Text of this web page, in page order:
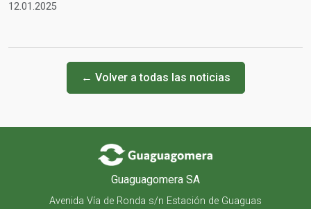
12.01.2025
← Volver a todas las noticias
Guaguagomera SA
Avenida Vía de Ronda s/n Estación de Guaguas